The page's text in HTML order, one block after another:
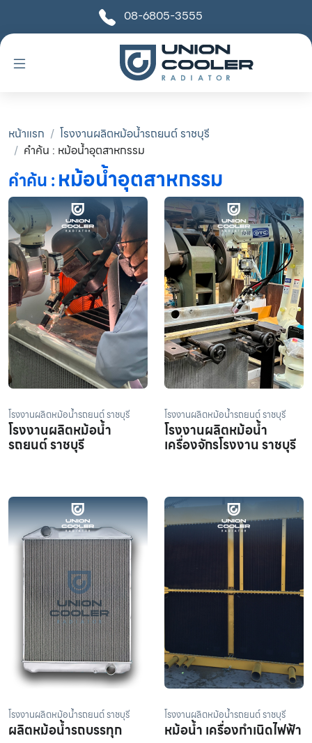
08-6805-3555
หน้าแรก
โรงงานผลิตหม้อน้ำรถยนต์ ราชบุรี
คำค้น : หม้อน้ำอุตสาหกรรม
คำค้น :หม้อน้ำอุตสาหกรรม
โรงงานผลิตหม้อน้ำรถยนต์ ราชบุรี
โรงงานผลิตหม้อน้ำ
รถยนต์ ราชบุรี
โรงงานผลิตหม้อน้ำรถยนต์ ราชบุรี
โรงงานผลิตหม้อน้ำ
เครื่องจักรโรงงาน ราชบุรี
โรงงานผลิตหม้อน้ำรถยนต์ ราชบุรี
ผลิตหม้อน้ำรถบรรทุก
โรงงานผลิตหม้อน้ำรถยนต์ ราชบุรี
หม้อน้ำ เครื่องกำเนิดไฟฟ้า